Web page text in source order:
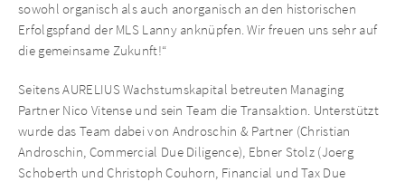
sowohl organisch als auch anorganisch an den historischen
Erfolgspfand der MLS Lanny anknüpfen. Wir freuen uns sehr auf
die gemeinsame Zukunft!“
Seitens AURELIUS Wachstumskapital betreuten Managing
Partner Nico Vitense und sein Team die Transaktion. Unterstützt
wurde das Team dabei von Androschin & Partner (Christian
Androschin, Commercial Due Diligence), Ebner Stolz (Joerg
Schoberth und Christoph Couhorn, Financial und Tax Due